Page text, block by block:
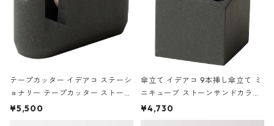
テープカッター イデアコ ステーシ
ョナリー テープカッター ストーン
サンドカラー 石調 ideaco Station
¥5,500
傘立て イデアコ 9本挿し傘立て ミ
ニキューブ ストーンサンドカラー
石調 ideaco Umbrella Stand CUB
E ストーンサンドブラック
¥4,730